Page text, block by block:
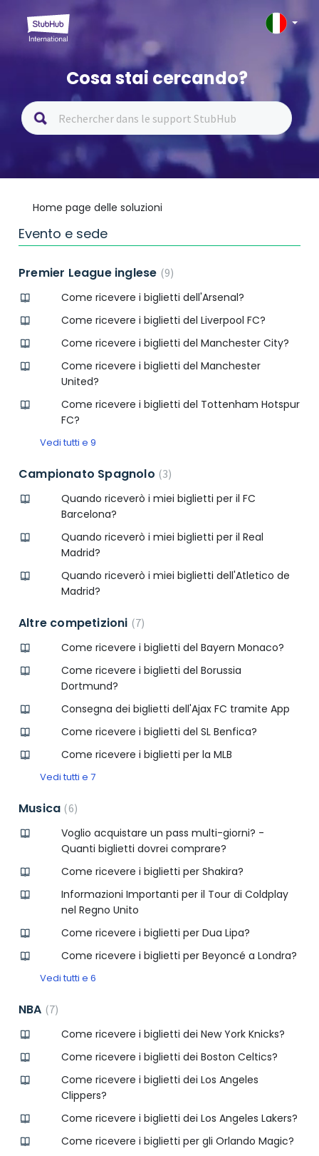
Cosa stai cercando?
Home page delle soluzioni
Evento e sede
Premier League inglese 9
Come ricevere i biglietti dell'Arsenal?
Come ricevere i biglietti del Liverpool FC?
Come ricevere i biglietti del Manchester City?
Come ricevere i biglietti del Manchester
United?
Come ricevere i biglietti del Tottenham Hotspur
FC?
Vedi tutti e 9
Campionato Spagnolo 3
Quando riceverò i miei biglietti per il FC
Barcelona?
Quando riceverò i miei biglietti per il Real
Madrid?
Quando riceverò i miei biglietti dell'Atletico de
Madrid?
Altre competizioni 7
Come ricevere i biglietti del Bayern Monaco?
Come ricevere i biglietti del Borussia
Dortmund?
Consegna dei biglietti dell'Ajax FC tramite App
Come ricevere i biglietti del SL Benfica?
Come ricevere i biglietti per la MLB
Vedi tutti e 7
Musica 6
Voglio acquistare un pass multi-giorni? -
Quanti biglietti dovrei comprare?
Come ricevere i biglietti per Shakira?
Informazioni Importanti per il Tour di Coldplay
nel Regno Unito
Come ricevere i biglietti per Dua Lipa?
Come ricevere i biglietti per Beyoncé a Londra?
Vedi tutti e 6
NBA 7
Come ricevere i biglietti dei New York Knicks?
Come ricevere i biglietti dei Boston Celtics?
Come ricevere i biglietti dei Los Angeles
Clippers?
Come ricevere i biglietti dei Los Angeles Lakers?
Come ricevere i biglietti per gli Orlando Magic?